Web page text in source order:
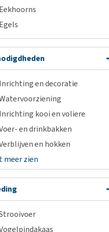
Eekhoorns
Egels
Inrichting en decoratie
Inrichting kooi en voliere
en drinkbakken
en hokken
meer zien